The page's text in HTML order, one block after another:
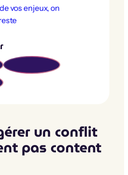
un conflit
pas content
vos enjeux, on